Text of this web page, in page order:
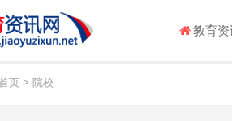
教育资
页 > 院校